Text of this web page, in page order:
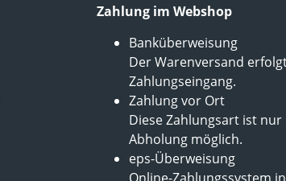
Zahlung im Webshop
Banküberweisung
Der Warenversand
Zahlungseingang.
Zahlung vor Ort
Diese Zahlungsart ist nur
Abholung möglich.
eps-Überweisung
Online-Zahlungssystem in